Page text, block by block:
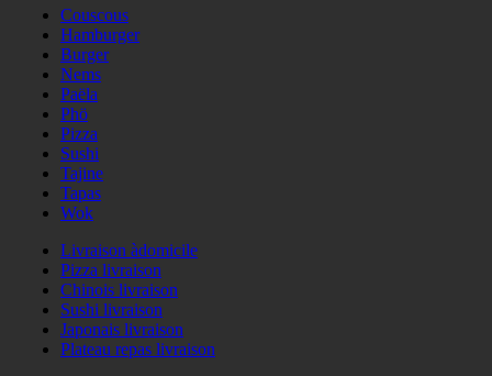
Couscous
Hamburger
Burger
Nems
Paëla
Phö
Pizza
Sushi
Tajine
Tapas
Wok
Livraison àdomicile
Pizza livraison
Chinois livraison
Sushi livraison
Japonais livraison
Plateau repas livraison